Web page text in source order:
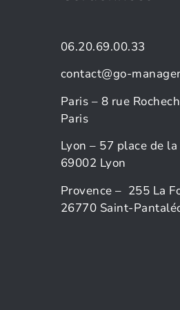
06.20.69.00.33
contact@go-
Paris – 8 rue
Paris
Lyon – 57 place de
69002 Lyon
Provence – 255 La
26770 Saint-